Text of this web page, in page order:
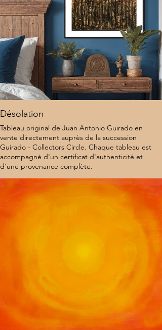
Désolation
Tableau original de Juan Antonio Guirado en
vente directement auprès de la succession
Guirado - Collectors Circle. Chaque tableau est
accompagné d'un certificat d'authenticité et
d'une provenance complète.